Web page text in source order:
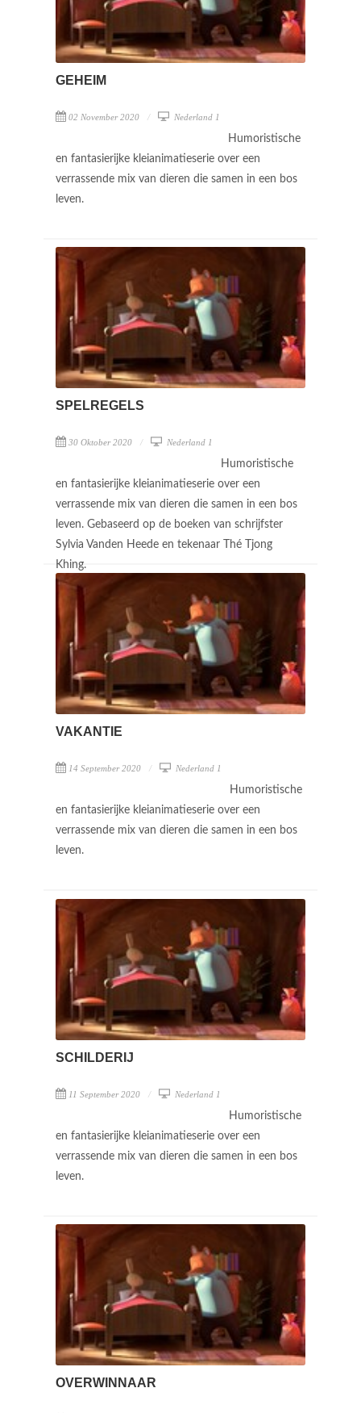
GEHEIM
02 November 2020 Nederland 1
Humoristische
en fantasierijke kleianimatieserie over een
verrassende mix van dieren die samen in een bos
leven.
SPELREGELS
30 Oktober 2020 Nederland 1
Humoristische
en fantasierijke kleianimatieserie over een
verrassende mix van dieren die samen in een bos
leven. Gebaseerd op de boeken van schrijfster
Sylvia Vanden Heede en tekenaar Thé Tjong
Khing.
VAKANTIE
14 September 2020 Nederland 1
Humoristische
en fantasierijke kleianimatieserie over een
verrassende mix van dieren die samen in een bos
leven.
SCHILDERIJ
11 September 2020 Nederland 1
Humoristische
en fantasierijke kleianimatieserie over een
verrassende mix van dieren die samen in een bos
leven.
OVERWINNAAR